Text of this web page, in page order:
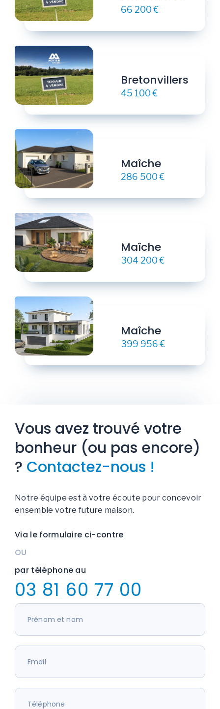
66 200 €
Bretonvillers
45 100 €
Maîche
286 500 €
Maîche
304 200 €
Maîche
399 956 €
Vous avez trouvé votre
bonheur (ou pas encore)
? Contactez-nous !
Notre équipe est à votre écoute pour concevoir
ensemble votre future maison.
Via le formulaire ci-contre
OU
par téléphone au
03 81 60 77 00